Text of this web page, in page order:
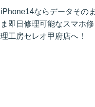
iPhone14ならデータそのま
ま即日修理可能なスマホ修
理工房セレオ甲府店へ！